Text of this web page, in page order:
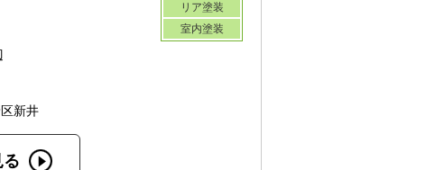
リア塗装
室内塗装
新井
る